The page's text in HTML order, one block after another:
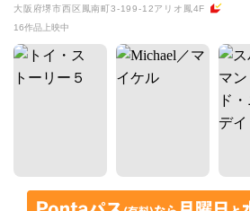
大阪府堺市西区鳳南町3-199-12アリオ鳳4F
16作品上映中